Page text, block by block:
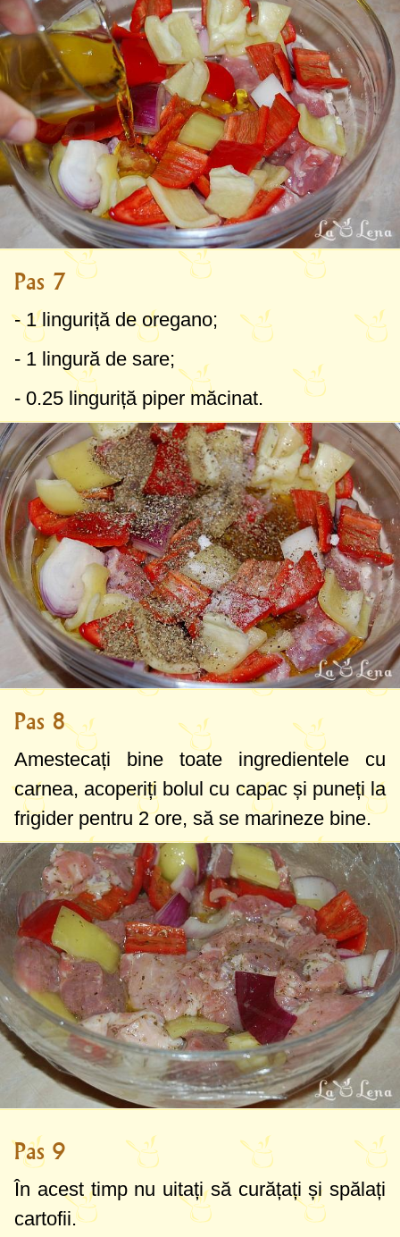
Pas 7
-1 linguriță de oregano;
- 1 lingură de sare;
- 0.25 linguriță piper măcinat.
Pas 8
Amestecați bine toate ingredientele cu
carnea, acoperiți bolul cu capac și puneți la
frigider pentru 2 ore, să se marineze bine.
Pas 9
În acest timp nu uitați să curățați și spălați
cartofii.